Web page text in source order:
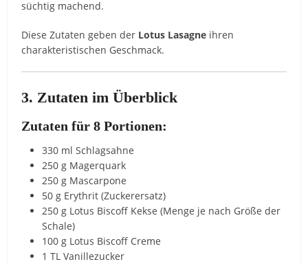
süchtig machend.
Diese Zutaten geben der Lotus Lasagne ihren
charakteristischen Geschmack.
3. Zutaten im Überblick
Zutaten für 8 Portionen:
330 ml Schlagsahne
250 g Magerquark
250 g Mascarpone
50 g Erythrit (Zuckerersatz)
250 g Lotus Biscoff Kekse (Menge je nach Größe der
Schale)
100 g Lotus Biscoff Creme
1 TL Vanillezucker